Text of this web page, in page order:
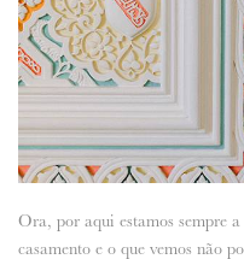
Ora, por aqui estamos sempre
casamento e o que vemos não